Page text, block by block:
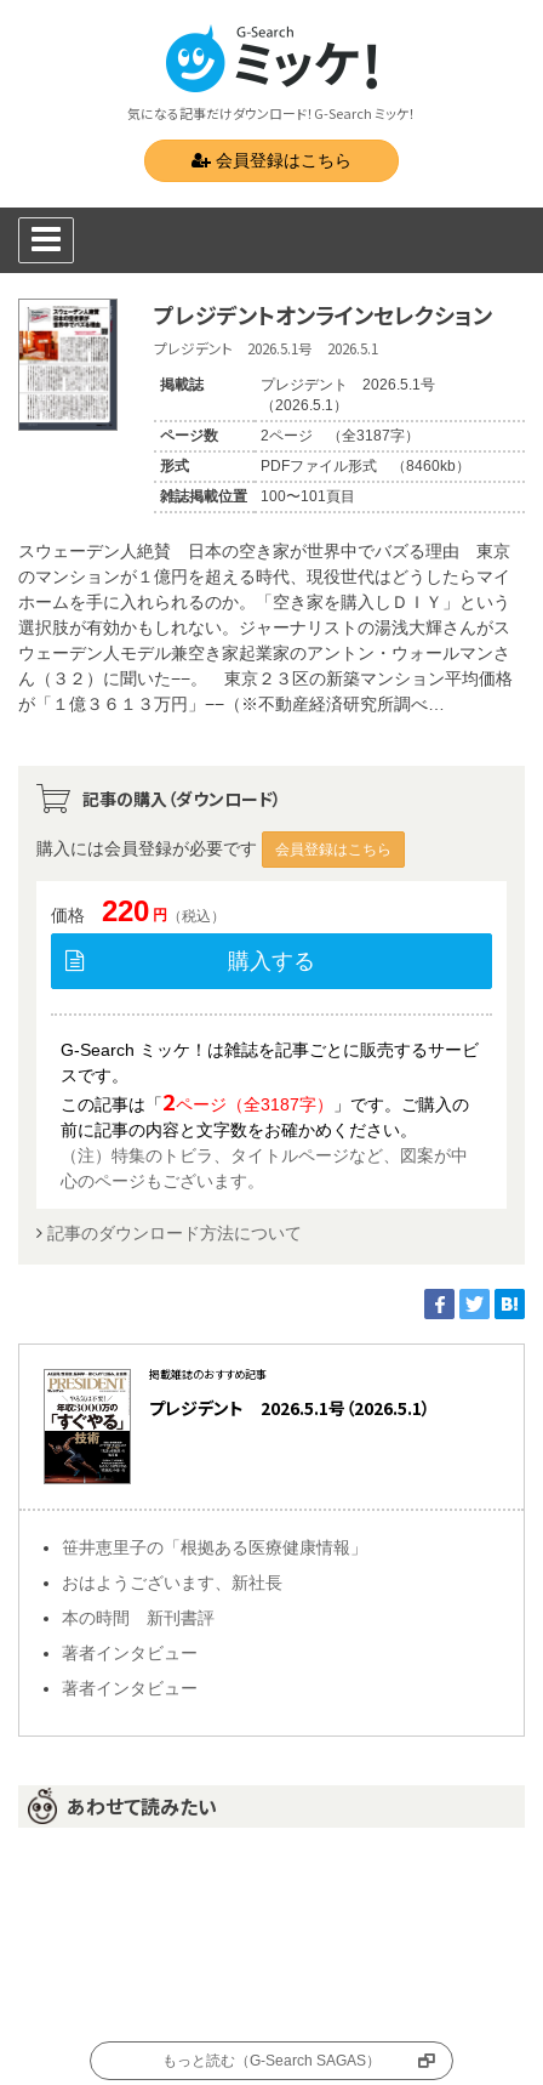
気になる記事だけダウンロード！G-Search ミッケ！
会員登録はこちら
プレジデントオンラインセレクション
プレジデント 2026.5.1号 2026.5.1
掲載誌
プレジデント 2026.5.1号
（2026.5.1）
ページ数
2ページ （全3187字）
形式
PDFファイル形式 （8460kb）
雑誌掲載位置
100〜101頁目
スウェーデン人絶賛 日本の空き家が世界中でバズる理由 東京
のマンションが１億円を超える時代、現役世代はどうしたらマイ
ホームを手に入れられるのか。「空き家を購入しＤＩＹ」という
選択肢が有効かもしれない。ジャーナリストの湯浅大輝さんがス
ウェーデン人モデル兼空き家起業家のアントン・ウォールマンさ
ん（３２）に聞いた−−。 東京２３区の新築マンション平均価格
が「１億３６１３万円」−−（※不動産経済研究所調べ…
記事の購入（ダウンロード）
購入には会員登録が必要です 会員登録はこちら
価格 220 円 （税込）
購入する
G-Search ミッケ！は雑誌を記事ごとに販売するサービ
スです。
この記事は「2ページ（全3187字）
」です。ご購入の
前に記事の内容と文字数をお確かめください。
（注）特集のトビラ、タイトルページなど、図案が中
心のページもございます。
記事のダウンロード方法について
掲載雑誌のおすすめ記事
プレジデント 2026.5.1号（2026.5.1）
笹井恵里子の「根拠ある医療健康情報」
おはようございます、新社長
本の時間 新刊書評
著者インタビュー
著者インタビュー
あわせて読みたい
もっと読む（G-Search SAGAS）